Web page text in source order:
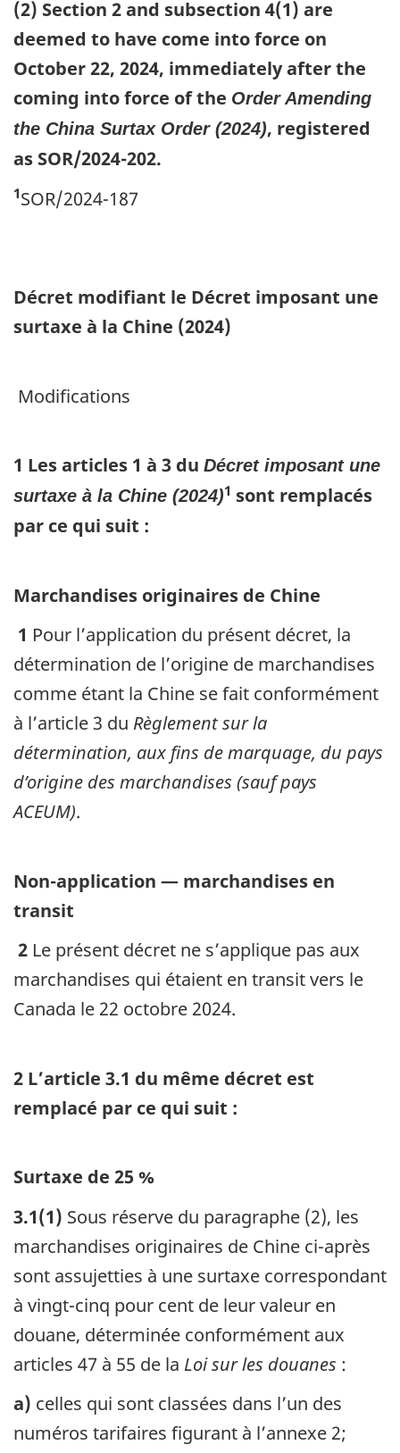
(2) Section 2 and subsection 4(1) are
deemed to have come into force on
October 22, 2024, immediately after the
coming into force of the Order Amending
the China Surtax Order (2024), registered
as SOR/2024-202.
1SOR/2024-187
Décret modifiant le Décret imposant une
surtaxe à la Chine (2024)
Modifications
1 Les articles 1 à 3 du Décret imposant une
surtaxe à la Chine (2024)1 sont remplacés
par ce qui suit :
Marchandises originaires de Chine
1 Pour l’application du présent décret, la
détermination de l’origine de marchandises
comme étant la Chine se fait conformément
à l’article 3 du Règlement sur la
détermination, aux fins de marquage, du pays
d’origine des marchandises (sauf pays
ACEUM).
Non-application — marchandises en
transit
2 Le présent décret ne s’applique pas aux
marchandises qui étaient en transit vers le
Canada le 22 octobre 2024.
2 L’article 3.1 du même décret est
remplacé par ce qui suit :
Surtaxe de 25 %
3.1(1) Sous réserve du paragraphe (2), les
marchandises originaires de Chine ci-après
sont assujetties à une surtaxe correspondant
à vingt-cinq pour cent de leur valeur en
douane, déterminée conformément aux
articles 47 à 55 de la Loi sur les douanes :
a) celles qui sont classées dans l’un des
numéros tarifaires figurant à l’annexe 2;